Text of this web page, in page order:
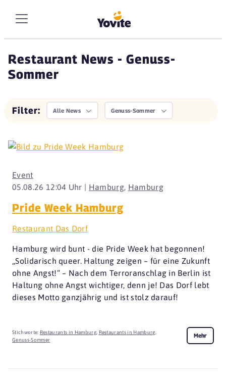
Restaurant News - Genuss-
Sommer
Filter: Alle News Genuss-Sommer
05.08.26 12:04 Uhr | Hamburg, Hamburg
Event
Pride Week Hamburg
Restaurant Das Dorf
Hamburg wird bunt - die Pride Week hat begonnen!
„Solidarisch queer. Haltung zeigen – für eine Zukunft
ohne Angst!“ – Nach dem Terroranschlag in Berlin ist
Haltung ohne Angst wichtiger, denn je! Das Dorf lebt
dieses Motto ganzjährig und ist stolz darauf!
Stichworte: Restaurants in Hamburg, Restaurants in Hamburg
Genuss-Sommer
Mehr